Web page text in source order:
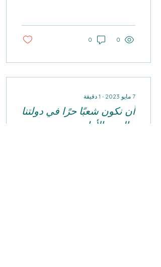
0
0
7 مايو 2023 ∙
1 دقيقة
أن نكون شعبًا حرًا في دولتنا
- الجزء الأول